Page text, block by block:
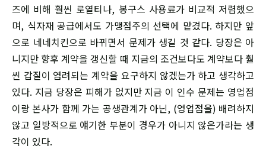
즈에 비해 훨씬 로열티나, 봉구스 사용료가 비교적 저렴했으
며, 식자재 공급에서도 가맹점주의 선택에 맡겼다. 하지만 앞
으로 네네치킨으로 바뀌면서 문제가 생길 것 같다. 당장은 아
니지만 향후 계약을 갱신할 때 지금의 조건보다도 계약보다 훨
씬 갑질이 염려되는 계약을 요구하지 않겠는가 하고 생각하고
있다. 지금 당장은 피해가 없지만 지금 이 인수 문제는 영업점
이랑 본사가 함께 가는 공생관계가 아닌, (영업점을) 배려하지
않고 일방적으로 얘기한 부분이 경우가 아니지 않은가라는 생
각이 있다.